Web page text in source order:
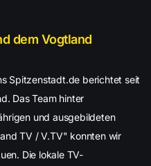
dem Vogtland
Spitzenstadt.de berichtet seit
Das Team hinter
und ausgebildeten
TV / V.TV" konnten wir
Die lokale TV-